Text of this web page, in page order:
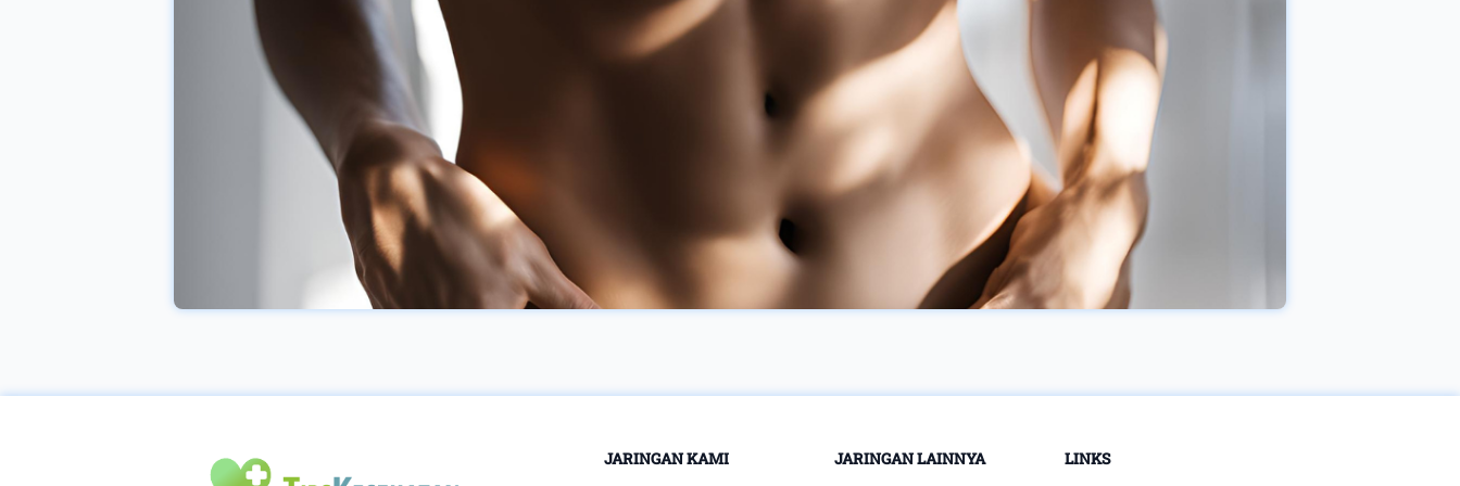
tidur tidak hanya
untuk istirahat tapi
tidur melibatkan
banyak aktivitas yang
sebenarnya sangat
berpengaruh pada
kesehatan tubuh
penelitian yang
dilakukan untuk
melihat bagaimana
anda tidur bisa
bahwa hubungan tidur
badan bahkan ada juga
menyenangkan dan
partisipasi 100% dan
pengabdian penuh dari
semua pihak, saling
pengertian yang lebih
baik, keinginan untuk
mengambil inisiatif
prasyarat. Ada situasi
mempunyai karakter
aromatik. Namun
sekarang ini, minyak
terpentin adalah
bahan utama
pembuatan kamper.
Pohon kamper
disinyalir adalah
merupakan tanaman
asli yang berasal dari
Jepang, Taiwan, dan
Cina. Pohon lain yang
camphora, dengan
ini di kenal semacam
JARINGAN KAMI JARINGAN LAINNYA LINKS